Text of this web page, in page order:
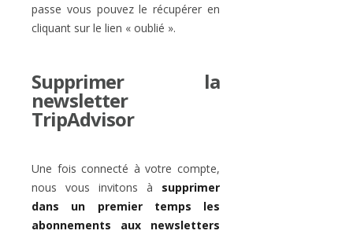
passe vous pouvez le récupérer en
cliquant sur le lien « oublié ».
Supprimer la
newsletter
TripAdvisor
Une fois connecté à votre compte,
nous vous invitons à supprimer
dans un premier temps les
abonnements aux newsletters